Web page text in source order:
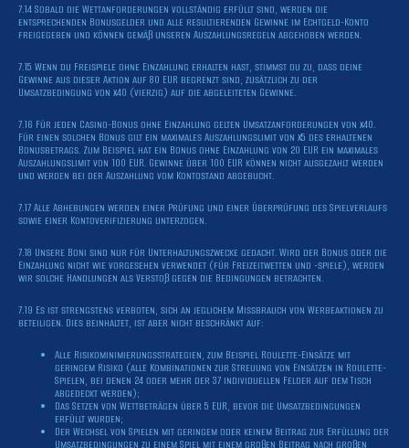
7.14 Sobald die Wettanforderungen vollständig erfüllt sind, werden die
entsprechenden Bonusgelder und alle resultierenden Gewinne im Echtgeld-Konto
freigegeben und können gemäß unseren Auszahlungsregeln abgehoben werden.
7.15 Wenn du Freispiele ohne Einzahlung erhalten hast, stimmst du zu, dass deine
Gewinne aus dieser Aktion auf 80 EUR begrenzt sind, zusätzlich zu der
Umsatzbedingung von x40 (vierzig) auf die abgeleiteten Gewinne.
7.16 Für jeden Casino-Bonus ohne Einzahlung gelten Umsatzanforderungen von x40.
Für einen solchen Bonus gilt ein maximales Auszahlungslimit von x5 des erhaltenen
Bonusbetrags. Zum Beispiel hat ein Bonus ohne Einzahlung von 20 EUR ein maximales
Auszahlungslimit von 100 EUR. Gewinne über 100 EUR können nicht ausgezahlt werden
und werden bei der Auszahlung vom Kontostand abgebucht.
7.17 Alle Abhebungen werden einer Prüfung und einer Überprüfung des Spielverlaufs
sowie einer Kontoverifizierung unterzogen.
7.18 Unsere Boni sind nur für Unterhaltungszwecke gedacht. Wird der Bonus oder die
Einzahlung nicht wie vorgesehen verwendet (für Freizeitwetten und -spiele), werden
wir solche Handlungen als Verstoß gegen die Bedingungen betrachten.
7.19 Es ist strengstens verboten, sich an jeglichem Missbrauch von Werbeaktionen zu
beteiligen. Dies beinhaltet, ist aber nicht beschränkt auf:
Alle Risikominimierungsstrategien, zum Beispiel Roulette-Einsätze mit
geringem Risiko (alle Kombinationen zur Streuung von Einsätzen in Roulette-
Spielen, bei denen 24 oder mehr der 37 individuellen Felder auf dem Tisch
abgedeckt werden);
Das Setzen von Wettbeträgen über 5 EUR, bevor die Umsatzbedingungen
erfüllt wurden;
Der Wechsel von Spielen mit geringem oder keinem Beitrag zur Erfüllung der
Umsatzbedingungen zu einem Spiel mit einem großen Beitrag nach großen